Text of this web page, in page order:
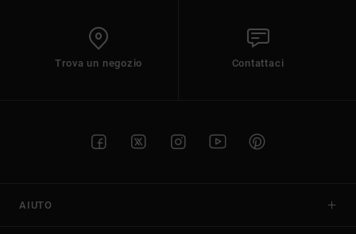
Trova un negozio Contattaci
AIUTO